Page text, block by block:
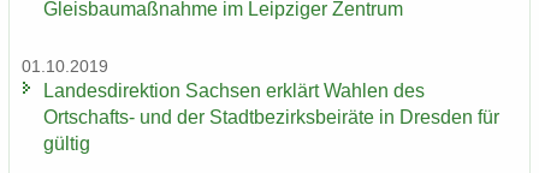
Gleis­bau­maß­nah­me im Leip­zi­ger Zen­trum
01.10.2019
Lan­des­di­rek­ti­on Sach­sen er­klärt Wah­len des
Ortschafts-​ und der Stadt­be­zirks­bei­rä­te in Dres­den für
gül­tig